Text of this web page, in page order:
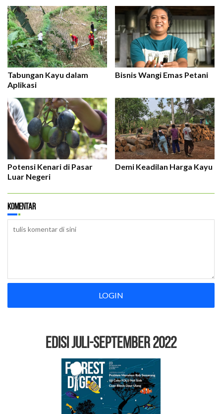
Tabungan Kayu dalam
Aplikasi
Bisnis Wangi Emas Petani
Potensi Kenari di Pasar
Luar Negeri
Demi Keadilan Harga Kayu
Komentar
LOGIN
EDISI Juli-September 2022